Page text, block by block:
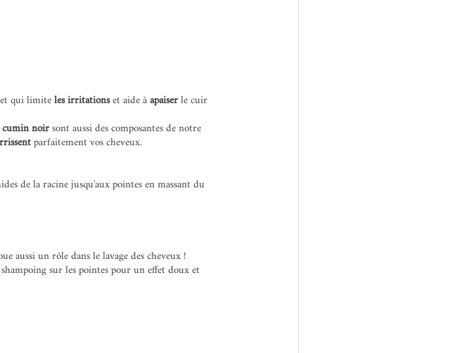
et qui limite les irritations et aideà apaiser le cuir
cumin noir sont aussi des composantes de notre
parfaitement vos cheveux.
de la racine jusqu'aux pointes en massant du
aussi un rôle dans le lavage des cheveux !
sur les pointes pour un effet doux et